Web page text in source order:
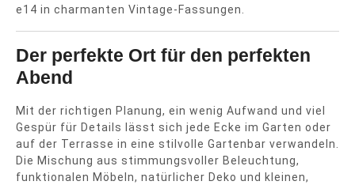
e14 in charmanten Vintage-Fassungen.
Der perfekte Ort für den perfekten
Abend
Mit der richtigen Planung, ein wenig Aufwand und viel
Gespür für Details lässt sich jede Ecke im Garten oder
auf der Terrasse in eine stilvolle Gartenbar verwandeln.
Die Mischung aus stimmungsvoller Beleuchtung,
funktionalen Möbeln, natürlicher Deko und kleinen,